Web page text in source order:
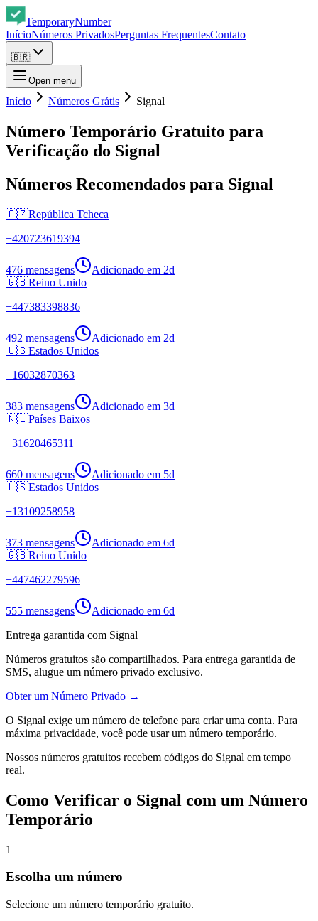
TemporaryNumber
InícioNúmeros PrivadosPerguntas FrequentesContato
🇧🇷
Open menu
Início Números Grátis Signal
Número Temporário Gratuito para
Verificação do Signal
Números Recomendados para Signal
🇨🇿República Tcheca
+420723619394
476 mensagens Adicionado em 2d
🇬🇧Reino Unido
+447383398836
492 mensagens Adicionado em 2d
🇺🇸Estados Unidos
+16032870363
383 mensagens Adicionado em 3d
🇳🇱Países Baixos
+31620465311
660 mensagens Adicionado em 5d
🇺🇸Estados Unidos
+13109258958
373 mensagens Adicionado em 6d
🇬🇧Reino Unido
+447462279596
555 mensagens Adicionado em 6d
Entrega garantida com Signal
Números gratuitos são compartilhados. Para entrega garantida de
SMS, alugue um número privado exclusivo.
Obter um Número Privado →
O Signal exige um número de telefone para criar uma conta. Para
máxima privacidade, você pode usar um número temporário.
Nossos números gratuitos recebem códigos do Signal em tempo
real.
Como Verificar o Signal com um Número
Temporário
1
Escolha um número
Selecione um número temporário gratuito.